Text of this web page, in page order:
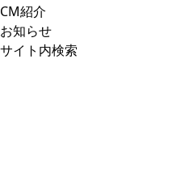
CM紹介
お知らせ
サイト内検索